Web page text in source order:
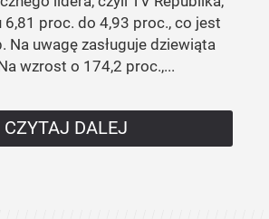
6,81 proc. do 4,93 proc., co jest
Na uwagę zasługuje dziewiąta
wzrost o 174,2 proc.,...
CZYTAJ DALEJ